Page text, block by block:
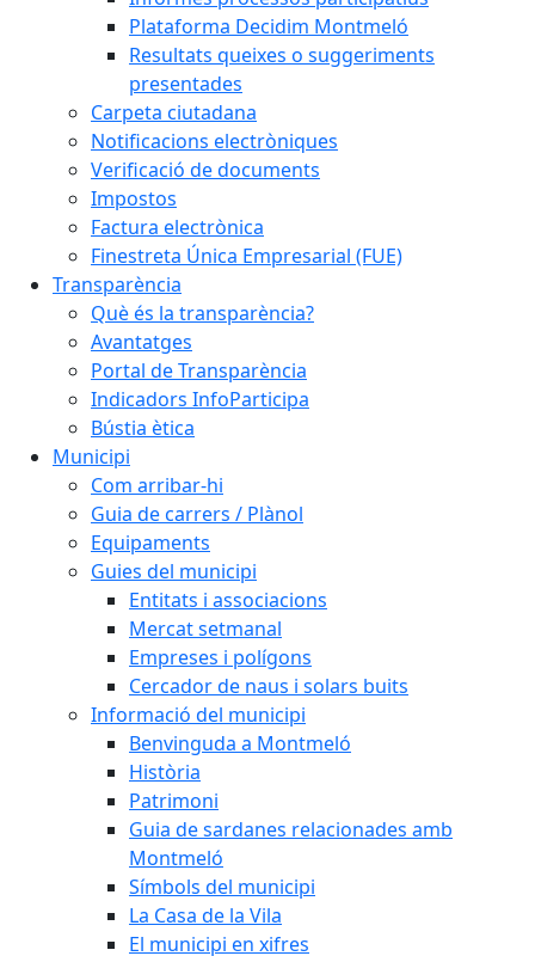
Plataforma Decidim Montmeló
Resultats queixes o suggeriments
presentades
Carpeta ciutadana
Notificacions electròniques
Verificació de documents
Impostos
Factura electrònica
Finestreta Única Empresarial (FUE)
Transparència
Què és la transparència?
Avantatges
Portal de Transparència
Indicadors InfoParticipa
Bústia ètica
Municipi
Com arribar-hi
Guia de carrers / Plànol
Equipaments
Guies del municipi
Entitats i associacions
Mercat setmanal
Empreses i polígons
Cercador de naus i solars buits
Informació del municipi
Benvinguda a Montmeló
Història
Patrimoni
Guia de sardanes relacionades amb
Montmeló
Símbols del municipi
La Casa de la Vila
El municipi en xifres